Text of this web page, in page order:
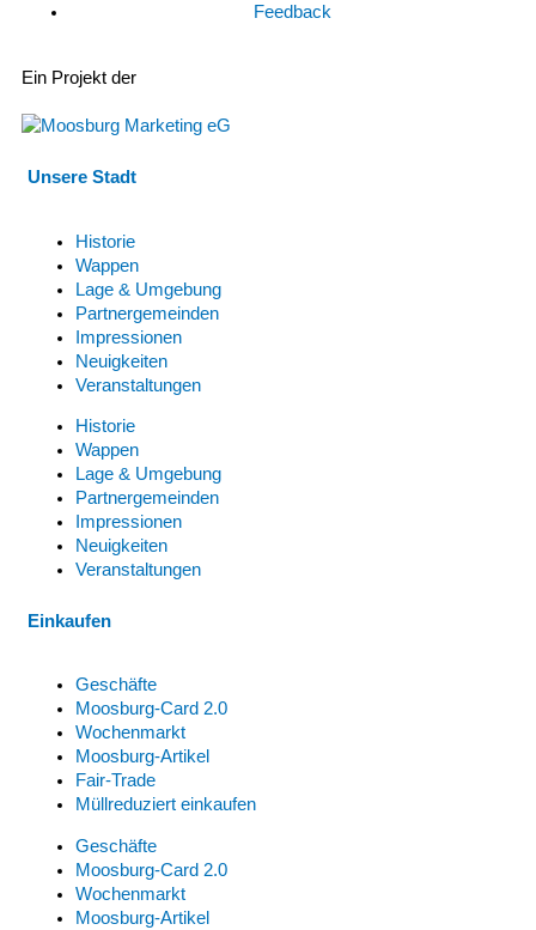
Ein Projekt der
Feedback
Unsere Stadt
Historie
Wappen
Lage & Umgebung
Partnergemeinden
Impressionen
Neuigkeiten
Veranstaltungen
Historie
Wappen
Lage & Umgebung
Partnergemeinden
Impressionen
Neuigkeiten
Veranstaltungen
Einkaufen
Geschäfte
Moosburg-Card 2.0
Wochenmarkt
Moosburg-Artikel
Fair-Trade
Müllreduziert einkaufen
Geschäfte
Moosburg-Card 2.0
Wochenmarkt
Moosburg-Artikel